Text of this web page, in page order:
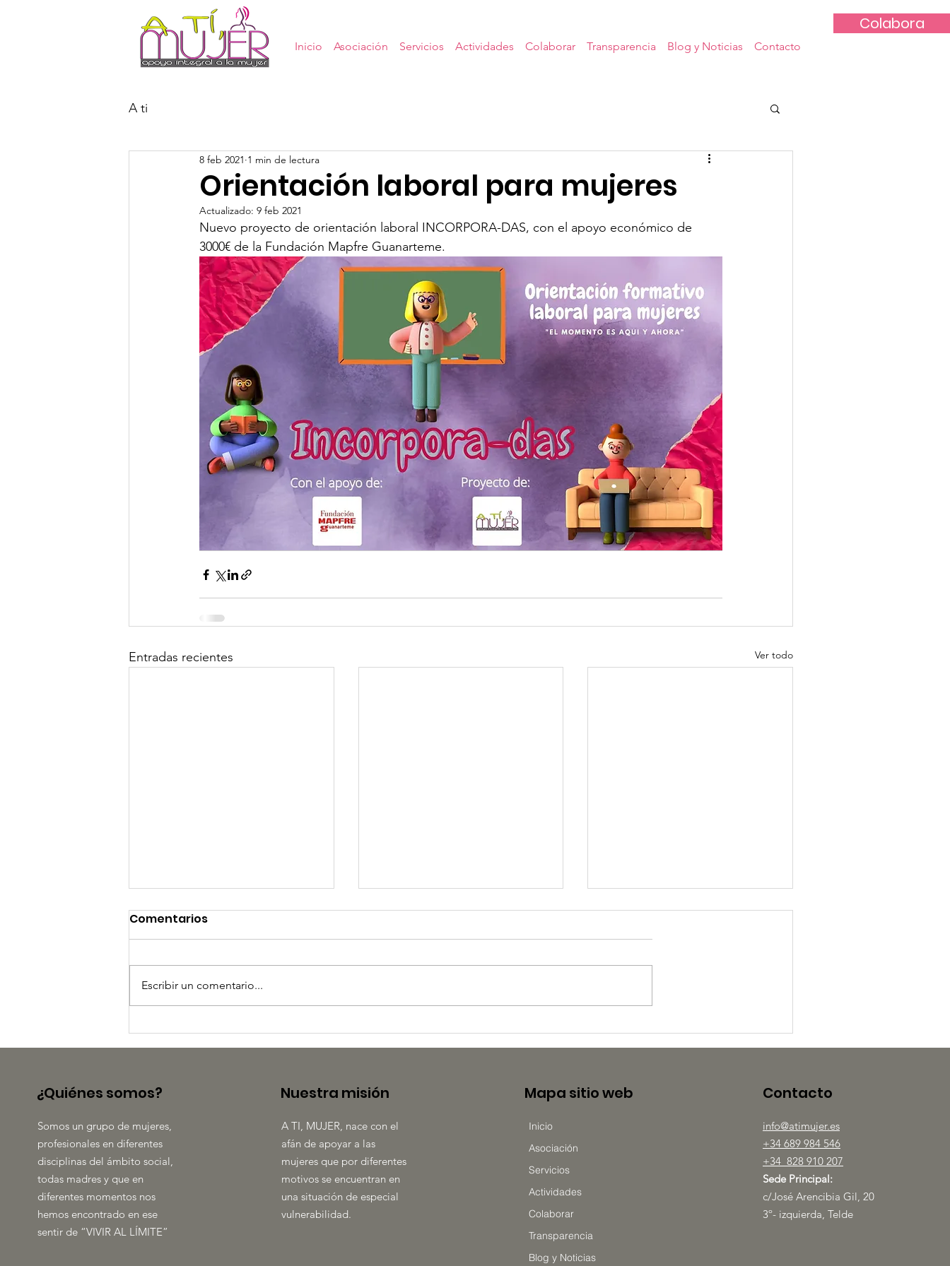
Colabora
Inicio Asociación Servicios Actividades Colaborar Transparencia Blog y Noticias Contacto
A ti
Orientación laboral para mujeres
8 feb 2021 1 min de lectura
Actualizado: 9 feb 2021
Nuevo proyecto de orientación laboral INCORPORA-DAS, con el apoyo económico de
3000€ de la Fundación Mapfre Guanarteme.
Entradas recientes Ver todo
🌸 QUIÉRETE 2026 🌸
8 de Marzo: más allá del
cartel morado
Comentarios
Escribir un comentario...
¿Quiénes somos?
Somos un grupo de mujeres,
profesionales en diferentes
disciplinas del ámbito social,
todas madres y que en
diferentes momentos nos
hemos encontrado en ese
sentir de “VIVIR AL LÍMITE”
Nuestra misión
A TI, MUJER, nace con el
afán de apoyar a las
mujeres que por diferentes
motivos se encuentran en
una situación de especial
vulnerabilidad.
Mapa sitio web
Inicio
Asociación
Servicios
Actividades
Colaborar
Transparencia
Blog y Noticias
Contacto
info@atimujer.es
+34 689 984 546
+34 828 910 207
Sede Principal:
c/José Arencibia Gil, 20
3º- izquierda, Telde